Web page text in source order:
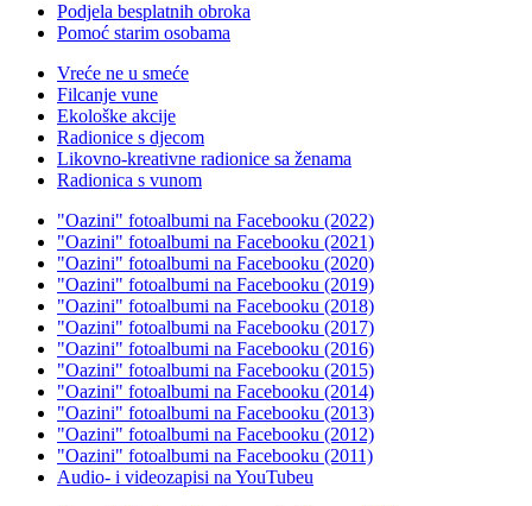
Podjela besplatnih obroka
Pomoć starim osobama
Vreće ne u smeće
Filcanje vune
Ekološke akcije
Radionice s djecom
Likovno-kreativne radionice sa ženama
Radionica s vunom
"Oazini" fotoalbumi na Facebooku (2022)
"Oazini" fotoalbumi na Facebooku (2021)
"Oazini" fotoalbumi na Facebooku (2020)
"Oazini" fotoalbumi na Facebooku (2019)
"Oazini" fotoalbumi na Facebooku (2018)
"Oazini" fotoalbumi na Facebooku (2017)
"Oazini" fotoalbumi na Facebooku (2016)
"Oazini" fotoalbumi na Facebooku (2015)
"Oazini" fotoalbumi na Facebooku (2014)
"Oazini" fotoalbumi na Facebooku (2013)
"Oazini" fotoalbumi na Facebooku (2012)
"Oazini" fotoalbumi na Facebooku (2011)
Audio- i videozapisi na YouTubeu